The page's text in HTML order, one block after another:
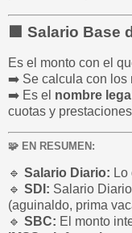
🟩 Salario Base
Es el monto con el
➡️ Se calcula con los
➡️ Es el nombre legal
cuotas y
🧩 EN RESUMEN:
🔹 Salario Diario:
🔹 SDI: Salario
(aguinaldo, prima
🔹 SBC: El monto